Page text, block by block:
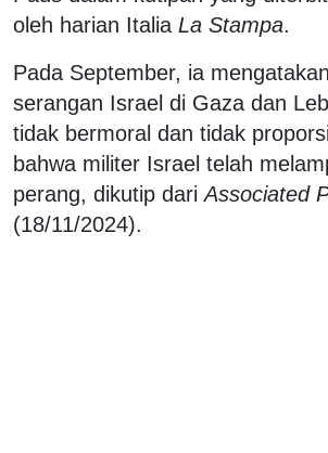
oleh harian Italia La Stampa.
Pada September, ia
serangan Israel di Gaza dan
tidak bermoral dan tidak
bahwa militer Israel telah
perang, dikutip dariAssociated
(18/11/2024).